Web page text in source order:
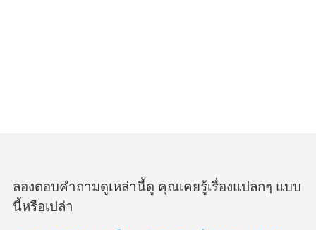
ลองตอบคำถามดูเหล่านี้ดู คุณเคยรู้เรื่องแปลกๆ แบบ
นี้หรือเปล่า